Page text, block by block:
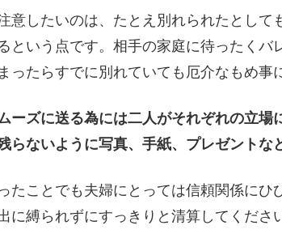
意したいのは、たとえ別れられたとして
という点です。相手の家庭に待ったく
ったらすでに別れていても厄介なもめ事
ーズに送る為には二人がそれぞれの立
らないように写真、手紙、プレゼントな
たことでも夫婦にとっては信頼関係にひ
に縛られずにすっきりと清算してくださ